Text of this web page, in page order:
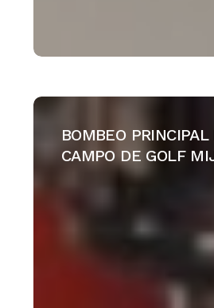
BOMBEO
PRINCIPAL
BOMBEO PRINCIPAL
CAMPO DE GOLF